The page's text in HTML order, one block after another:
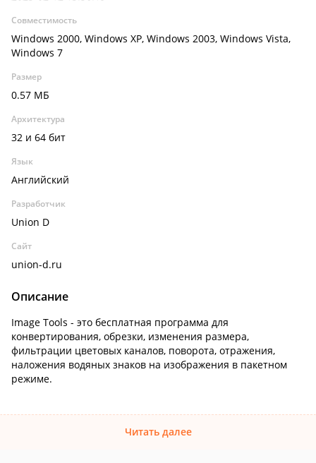
Совместимость
Windows 2000, Windows XP, Windows 2003, Windows Vista,
Windows 7
Размер
0.57 МБ
Архитектура
32 и 64 бит
Язык
Английский
Разработчик
Union D
Сайт
union-d.ru
Описание
Image Tools - это бесплатная программа для
конвертирования, обрезки, изменения размера,
фильтрации цветовых каналов, поворота, отражения,
наложения водяных знаков на изображения в пакетном
режиме.
Читать далее